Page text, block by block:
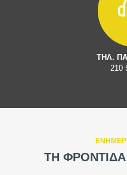
ΤΗΛ.
210
ΤΗ ΦΡΟΝΤΙΔΑ